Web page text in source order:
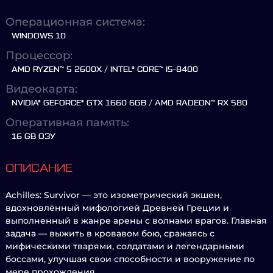
Операционная система:
WINDOWS 10
Процессор:
AMD RYZEN™ 5 2600X / INTEL® CORE™ I5-8400
Видеокарта:
NVIDIA® GEFORCE® GTX 1660 6GB / AMD RADEON™ RX 580
Оперативная память:
16 GB ОЗУ
ОПИСАНИЕ
Achilles: Survivor — это изометрический экшен,
вдохновлённый мифологией Древней Греции и
выполненный в жанре арены с волнами врагов. Главная
задача — выжить в кровавом бою, сражаясь с
мифическими тварями, солдатами и легендарными
боссами, улучшая свои способности и вооружение по